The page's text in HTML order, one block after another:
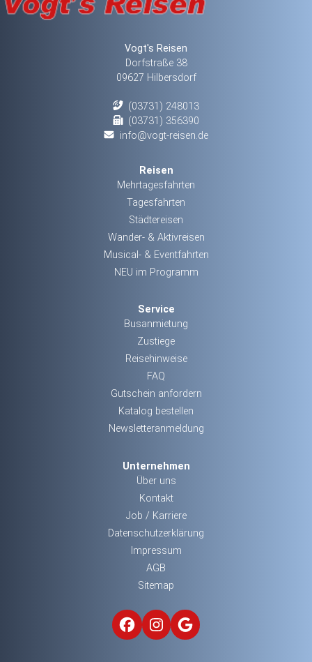
Vogt's Reisen
Dorfstraße 38
09627 Hilbersdorf
(03731) 248013
(03731) 356390
info@vogt-reisen.de
Reisen
Mehrtagesfahrten
Tagesfahrten
Städtereisen
Wander- & Aktivreisen
Musical- & Eventfahrten
NEU im Programm
Service
Busanmietung
Zustiege
Reisehinweise
FAQ
Gutschein anfordern
Katalog bestellen
Newsletteranmeldung
Unternehmen
Über uns
Kontakt
Job / Karriere
Datenschutzerklärung
Impressum
AGB
Sitemap